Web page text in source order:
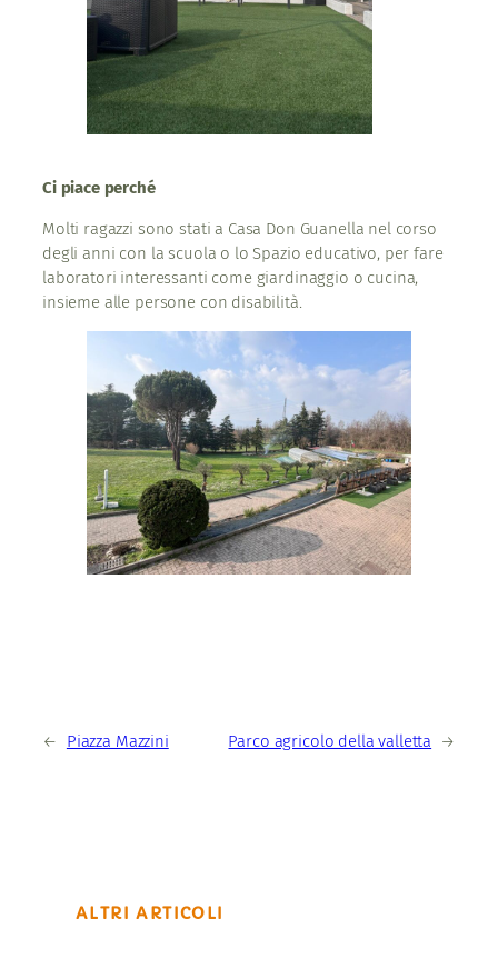
Ci piace perché
Molti ragazzi sono stati a Casa Don Guanella nel corso
degli anni con la scuola o lo Spazio educativo, per fare
laboratori interessanti come giardinaggio o cucina,
insieme alle persone con disabilità.
← Piazza Mazzini Parco agricolo della valletta →
ALTRI ARTICOLI